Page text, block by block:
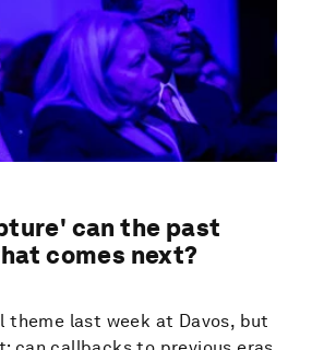
can the past
comes next?
theme last week at Davos, but